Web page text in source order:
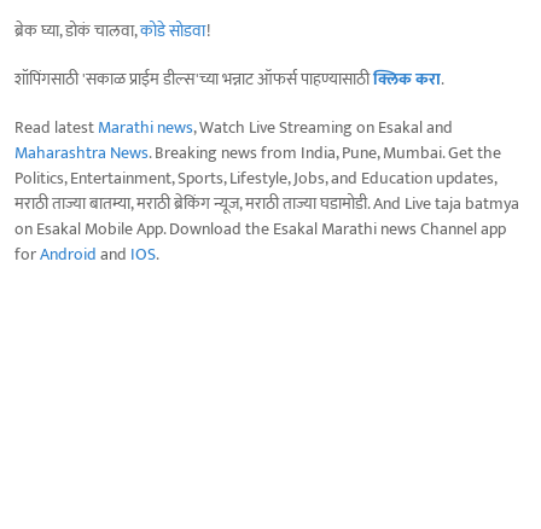
ब्रेक घ्या, डोकं चालवा,कोडे सोडवा!
शॉपिंगसाठी 'सकाळ प्राईम डील्स'च्या भन्नाट ऑफर्स पाहण्यासाठीक्लिक करा.
Read latestMarathi news, Watch Live Streaming on Esakal and
Maharashtra News. Breaking news from India, Pune, Mumbai. Get the
Politics, Entertainment, Sports, Lifestyle, Jobs, and Education updates,
मराठी ताज्या बातम्या, मराठी ब्रेकिंग न्यूज, मराठी ताज्या घडामोडी. And Live taja batmya
on Esakal Mobile App. Download the Esakal Marathi news Channel app
forAndroidand IOS.